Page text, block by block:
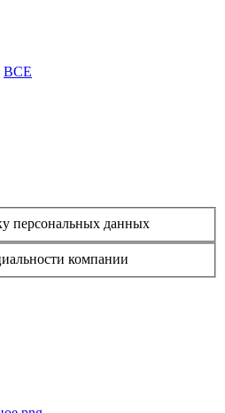
ВСЕ
персональных данных
компании